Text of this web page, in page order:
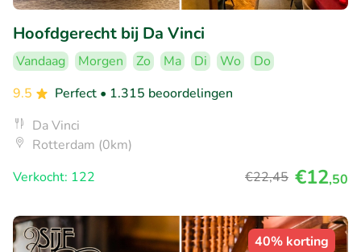
Hoofdgerecht bij Da Vinci
Vandaag Morgen Zo Ma Di Wo
Do
9.5
Perfect • 1.315 beoordelingen
Da Vinci
Rotterdam (0km)
Verkocht: 122
€22,45 €12,50
40% korting